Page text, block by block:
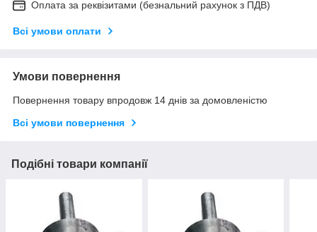
Оплата за реквізитами (безнальний рахунок з ПДВ)
Всі умови оплати
Умови повернення
Повернення товару впродовж 14 днів за домовленістю
Всі умови повернення
Подібні товари компанії